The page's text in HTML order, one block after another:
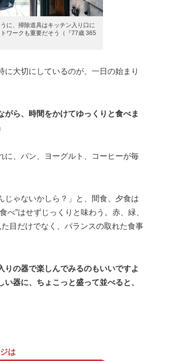
に、掃除道具はキッチン入り口に
ワークも重要だそう（『77歳 365
大切にしているのが、一日の始まり
ら、時間をかけてゆっくりと食べま
」
、パン、ヨーグルト、コーヒーが毎
じゃないかしら？」と、間食、夕食は
べ”はせずじっくりと味わう。赤、緑、
目だけでなく、バランスの取れた食事
りの器で楽しんでみるのもいいですよ
器に、ちょこっと盛って並べると、
は